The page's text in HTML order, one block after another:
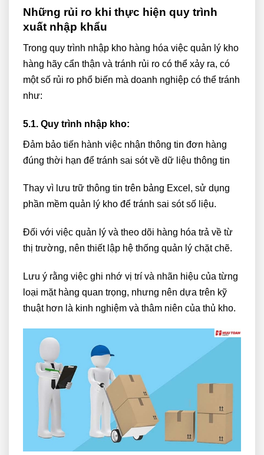
Những rủi ro khi thực hiện quy trình
xuất nhập khẩu
Trong quy trình nhập kho hàng hóa việc quản lý kho
hàng hãy cẩn thận và tránh rủi ro có thể xảy ra, có
một số rủi ro phổ biến mà doanh nghiệp có thể tránh
như:
5.1. Quy trình nhập kho:
Đảm bảo tiến hành việc nhận thông tin đơn hàng
đúng thời hạn để tránh sai sót về dữ liệu thông tin
Thay vì lưu trữ thông tin trên bảng Excel, sử dụng
phần mềm quản lý kho để tránh sai sót số liệu.
Đối với việc quản lý và theo dõi hàng hóa trả về từ
thị trường, nên thiết lập hệ thống quản lý chặt chẽ.
Lưu ý rằng việc ghi nhớ vị trí và nhãn hiệu của từng
loại mặt hàng quan trọng, nhưng nên dựa trên kỹ
thuật hơn là kinh nghiệm và thâm niên của thủ kho.